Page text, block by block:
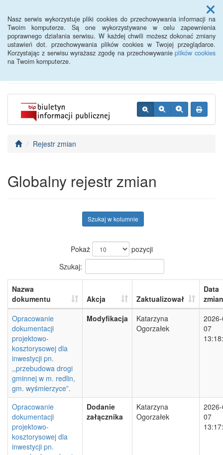
Nasz serwis wykorzystuje pliki cookies do przechowywania informacji na
Twoim komputerze. Są one wykorzystywane w celu zapewnienia
poprawnego działania serwisu. W każdej chwili możesz dokonać zmiany
ustawień dot. przechowywania plików cookies w Twojej przeglądarce.
Korzystając z serwisu wyrażasz zgodę na przechowywanieplików cookies
na Twoim komputerze.
Menu
BIP - Urząd Miejski
Wyśmierzyce
Rejestr zmian
Globalny rejestr zmian
Szukaj w kolumnie
Pokaż
pozycji
Szukaj:
Nazwa
dokumentu
Akcja Zaktualizował
Data
Opracowanie
dokumentacji
projektowo-
kosztorysowej dla
inwestycji pn.
,,przebudowa drogi
gminnej w m. redlin,
gm. wyśmierzyce”.
Modyfikacja
Katarzyna
Ogorzałek
07
Opracowanie
dokumentacji
projektowo-
kosztorysowej dla
inwestycji pn.
Dodanie
załącznika
Katarzyna
Ogorzałek
07